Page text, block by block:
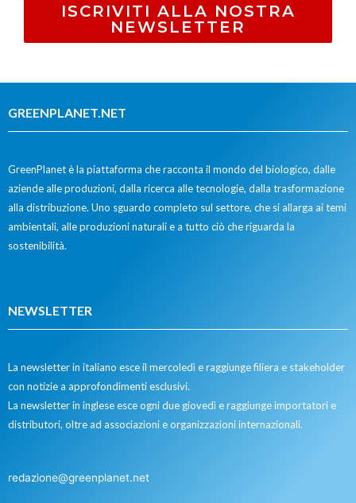
ISCRIVITI ALLA NOSTRA
NEWSLETTER
GREENPLANET.NET
GreenPlanet è la piattaforma che racconta il mondo del biologico, dalle
aziende alle produzioni, dalla ricerca alle tecnologie, dalla trasformazione
alla distribuzione. Uno sguardo completo sul settore, che si allarga ai temi
ambientali, alle produzioni naturali e a tutto ciò che riguarda la
sostenibilità.
NEWSLETTER
La newsletter in italiano esce il mercoledì e raggiunge filiera e stakeholder
con notizie a approfondimenti esclusivi.
La newsletter in inglese esce ogni due giovedì e raggiunge importatori e
distributori, oltre ad associazioni e organizzazioni internazionali.
redazione@greenplanet.net